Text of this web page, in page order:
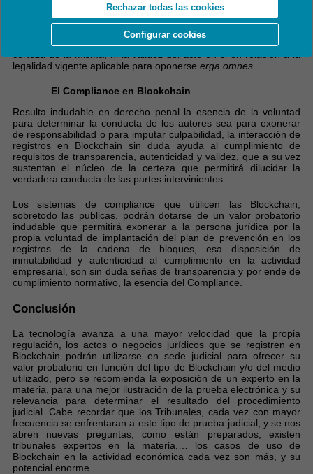
Rechazar todas las cookies
Configurar cookies
Lo que hemos de tener claro en toda prueba presentada en
registro de una transacción en una Blockchain, es su
inmutabilidad, autenticidad, registro temporal y los intervinientes
en relación a la propia acción declarada, pero esto no implica la
certeza de la misma, ni la validez del acto en si en relación a la
legalidad vigente aplicable para oponerse erga omnes.
El Compliance en Blockchain
Resulta indudable en derecho penal la esencia de la voluntad
para determinar la conducta de los autores sea para exonerar
de responsabilidad o para imputar culpabilidad, la interacción de
registros en Blockchain sin duda ayuda al cumplimiento de
requisitos de transparencia, autenticidad y validez, que a su vez
sustentan el núcleo de la certeza que permitirá dilucidar la
verdadera conducta de las partes intervinientes.
Los sistemas de compliance que utilicen las Blockchain,
sobretodo las publicas, podrán dotarse de un valor probatorio
indudable que permitirá exonerar a la persona jurídica por la
propia voluntad de implantación del plan de prevención en los
registros de la cadena de bloques, esa disposición de
inmutabilidad y autenticidad al cumplimiento en la actividad
empresarial, son sin duda señas de transparencia y por ende de
cumplimiento normativo, la esencia del Compliance.
Conclusión
La tecnología avanza a una mayor velocidad que la propia
regulación, los actos o negocios jurídicos que se registren en
Blockchain podrán utilizarse en sede judicial para ofrecer su
valor probatorio en función del tipo de Blockchain y/o del medio
utilizado, pero se recomienda la exposición de un experto en la
materia, para una mejor ilustración de la prueba electrónica y su
relevancia para determinar el resultado del procedimiento
judicial. Cabe recordar que los Tribunales, cada vez con mayor
frecuencia se enfrentaran a este tipo de prueba judicial, y se nos
abren nuevas preguntas, como están preparados, existen
tribunales expertos en la materia,… los casos de uso de
Blockchain en la actividad económica cada vez son más, y su
potencial enorme.